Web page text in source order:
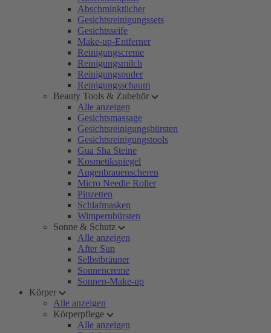
Abschminktücher
Gesichtsreinigungssets
Gesichtsseife
Make-up-Entferner
Reinigungscreme
Reinigungsmilch
Reinigungspuder
Reinigungsschaum
Beauty Tools & Zubehör
Alle anzeigen
Gesichtsmassage
Gesichtsreinigungsbürsten
Gesichtsreinigungstools
Gua Sha Steine
Kosmetikspiegel
Augenbrauenscheren
Micro Needle Roller
Pinzetten
Schlafmasken
Wimpernbürsten
Sonne & Schutz
Alle anzeigen
After Sun
Selbstbräuner
Sonnencreme
Sonnen-Make-up
Körper
Alle anzeigen
Körperpflege
Alle anzeigen